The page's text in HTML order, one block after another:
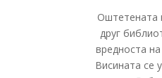
Оштетената
друг
вредноста
Висината се